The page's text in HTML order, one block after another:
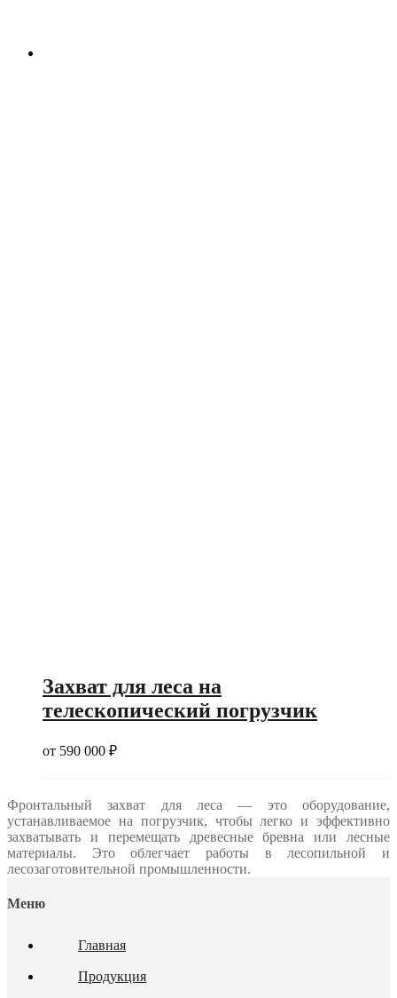
Захват для леса на
телескопический погрузчик
от 590 000 ₽
Фронтальный захват для леса — это оборудование,
устанавливаемое на погрузчик, чтобы легко и эффективно
захватывать и перемещать древесные бревна или лесные
материалы. Это облегчает работы в лесопильной и
лесозаготовительной промышленности.
Меню
Главная
Продукция